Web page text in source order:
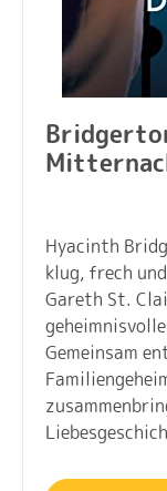
Hyacinth
klug, frech
Gareth St.
Gemeinsam